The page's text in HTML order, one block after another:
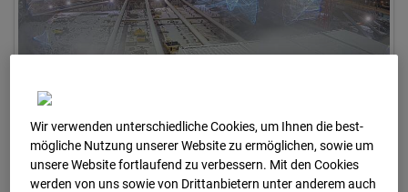
05.01.2026 06:30
Wir verwenden unterschiedliche Cookies, um Ihnen die best­
mögliche Nutzung unserer Website zu ermöglichen, sowie um
unsere Website fortlaufend zu verbessern. Mit den Cookies
werden von uns sowie von Drittanbietern unter anderem auch